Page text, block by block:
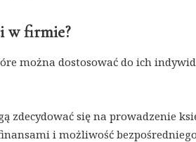
w firmie?
można dostosować do ich
zdecydować się na prowadzenie
i możliwość